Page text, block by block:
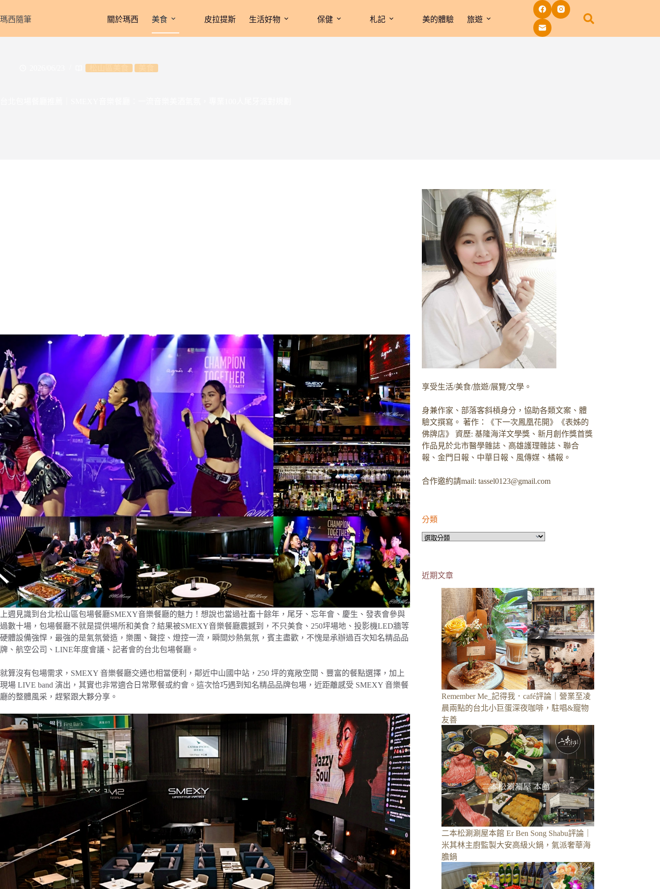
至
瑪西隨筆 關於瑪西 美食 皮拉提斯 生活好物 保健 札記 美的體驗 旅遊
上週見識到台北松山區包場餐廳SMEXY音樂餐廳的魅力！想說也當過社畜十餘年，尾牙、忘年會、慶生、發表會參與
過數十場，包場餐廳不就是提供場所和美食？結果被SMEXY音樂餐廳震撼到，不只美食、250坪場地、投影機LED牆等
硬體設備強悍，最強的是氣氛營造，樂團、聲控、燈控一流，瞬間炒熱氣氛，賓主盡歡，不愧是承辦過百次知名精品品
牌、航空公司、LINE年度會議、記者會的台北包場餐廳。
就算沒有包場需求，SMEXY 音樂餐廳交通也相當便利，鄰近中山國中站，250 坪的寬敞空間、豐富的餐點選擇，加上
現場 LIVE band 演出，其實也非常適合日常聚餐或約會。這次恰巧遇到知名精品品牌包場，近距離感受 SMEXY 音樂餐
廳的整體風采，趕緊跟大夥分享。
享受生活/美食/旅遊/展覽/文學。
身兼作家、部落客斜槓身分，協助各類文案、體
驗文撰寫。 著作：《下一次鳳凰花開》《表姊的
佛牌店》 資歷: 基隆海洋文學獎、新月創作獎首獎
作品見於北市醫學雜誌、高雄護理雜誌、聯合
報、金門日報、中華日報、風傳媒、橘報。
合作邀約請mail: tassel0123@gmail.com
分類
分
近期文章
Remember Me_記得我．café評論｜營業至凌
晨兩點的台北小巨蛋深夜咖啡，駐唱&寵物
友善
二本松涮涮屋本館 Er Ben Song Shabu評論｜
米其林主廚監製大安高級火鍋，氣派奢華海
膽鍋